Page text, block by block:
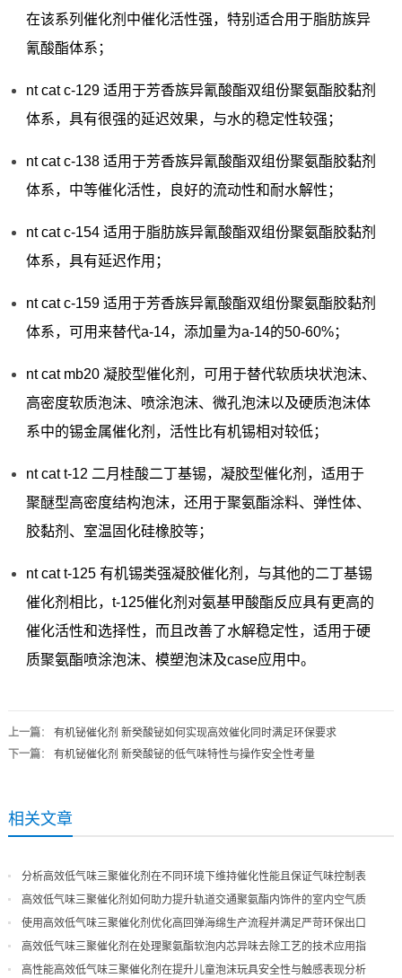
在该系列催化剂中催化活性强，特别适合用于脂肪族异
氰酸酯体系；
nt cat c-129 适用于芳香族异氰酸酯双组份聚氨酯胶黏剂
体系，具有很强的延迟效果，与水的稳定性较强；
nt cat c-138 适用于芳香族异氰酸酯双组份聚氨酯胶黏剂
体系，中等催化活性，良好的流动性和耐水解性；
nt cat c-154 适用于脂肪族异氰酸酯双组份聚氨酯胶黏剂
体系，具有延迟作用；
nt cat c-159 适用于芳香族异氰酸酯双组份聚氨酯胶黏剂
体系，可用来替代a-14，添加量为a-14的50-60%；
nt cat mb20 凝胶型催化剂，可用于替代软质块状泡沫、
高密度软质泡沫、喷涂泡沫、微孔泡沫以及硬质泡沫体
系中的锡金属催化剂，活性比有机锡相对较低；
nt cat t-12 二月桂酸二丁基锡，凝胶型催化剂，适用于
聚醚型高密度结构泡沫，还用于聚氨酯涂料、弹性体、
胶黏剂、室温固化硅橡胶等；
nt cat t-125 有机锡类强凝胶催化剂，与其他的二丁基锡
催化剂相比，t-125催化剂对氨基甲酸酯反应具有更高的
催化活性和选择性，而且改善了水解稳定性，适用于硬
质聚氨酯喷涂泡沫、模塑泡沫及case应用中。
上一篇： 有机铋催化剂 新癸酸铋如何实现高效催化同时满足环保要求
下一篇： 有机铋催化剂 新癸酸铋的低气味特性与操作安全性考量
相关文章
分析高效低气味三聚催化剂在不同环境下维持催化性能且保证气味控制表
现
高效低气味三聚催化剂如何助力提升轨道交通聚氨酯内饰件的室内空气质
量
使用高效低气味三聚催化剂优化高回弹海绵生产流程并满足严苛环保出口
高效低气味三聚催化剂在处理聚氨酯软泡内芯异味去除工艺的技术应用指
导
高性能高效低气味三聚催化剂在提升儿童泡沫玩具安全性与触感表现分析